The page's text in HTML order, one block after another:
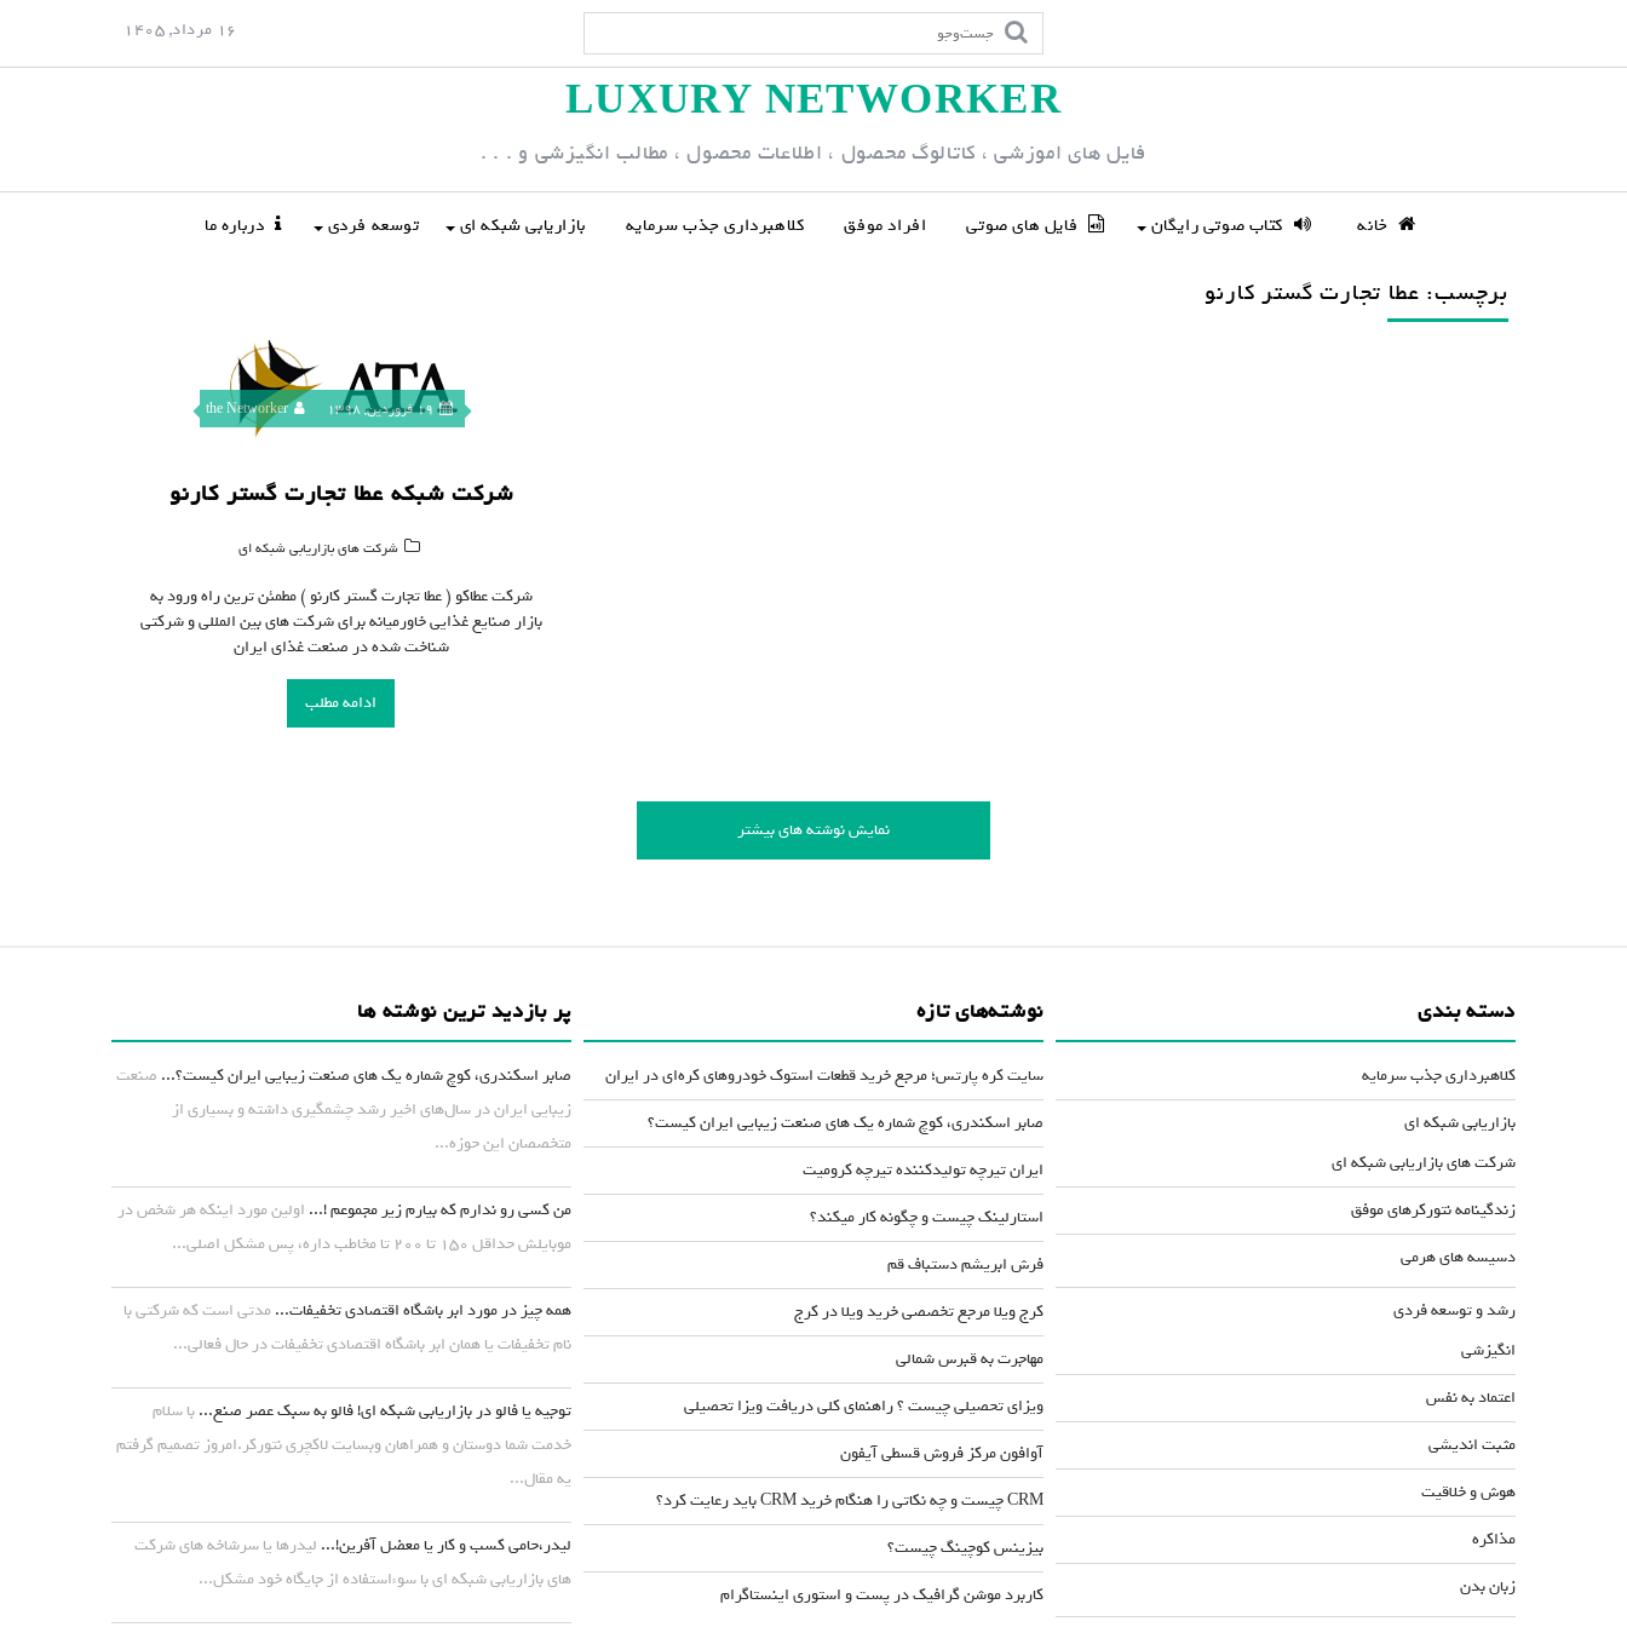
o
16 مرداد, 1405
LUXURY NETWORKER
فایل های اموزشی ، کاتالوگ محصول ، اطلاعات محصول ، مطالب انگیزشی و . . .
خانه کتاب صوتی رایگان فایل های صوتی افراد موفق کلاهبرداری جذب سرمایه بازاریابی شبکه ای توسعه فردی درباره ما
برچسب: عطا تجارت گستر کارنو
19 فروردین, 1398 the Networker
شرکت شبکه عطا تجارت گستر کارنو
شرکت های بازاریابی شبکه ای
شرکت عطاکو ( عطا تجارت گستر کارنو ) مطمئن ترین راه ورود به
بازار صنایع غذایی خاورمیانه برای شرکت های بین المللی و شرکتی
شناخت شده در صنعت غذای ایران
ادامه مطلب
نمایش نوشته های بیشتر
پر بازدید ترین نوشته ها
صابر اسکندری، کوچ شماره یک های صنعت زیبایی ایران کیست؟... صنعت
زیبایی ایران در سال‌های اخیر رشد چشمگیری داشته و بسیاری از
متخصصان این حوزه...
من کسی رو ندارم که بیارم زیر مجموعم !... اولین مورد اینکه هر شخص در
موبایلش حداقل ۱۵۰ تا ۲۰۰ تا مخاطب داره، پس مشکل اصلی...
همه چیز در مورد ابر باشگاه اقتصادی تخفیفات...مدتی است که شرکتی با
نام تخفیفات یا همان ابر باشگاه اقتصادی تخفیفات در حال فعالی...
توجیه یا فالو در بازاریابی شبکه ای! فالو به سبک عصر صنع...با سلام
خدمت شما دوستان و همراهان وبسایت لاکچری نتورکر.امروز تصمیم گرفتم
یه مقال...
لیدر،حامی کسب و کار یا معضل آفرین!... لیدرها یا سرشاخه های شرکت
های بازاریابی شبکه ای با سوءاستفاده از جایگاه خود مشکل...
نوشته‌های تازه
سایت کره پارتس؛ مرجع خرید قطعات استوک خودروهای کره‌ای در ایران
صابر اسکندری، کوچ شماره یک های صنعت زیبایی ایران کیست؟
ایران تیرچه تولیدکننده تیرچه کرومیت
استارلینک چیست و چگونه کار میکند؟
فرش ابریشم دستباف قم
کرج ویلا مرجع تخصصی خرید ویلا در کرج
مهاجرت به قبرس شمالی
ویزای تحصیلی چیست ؟ راهنمای کلی دریافت ویزا تحصیلی
آوافون مرکز فروش قسطی آیفون
CRM چیست و چه نکاتی را هنگام خرید CRM باید رعایت کرد؟
بیزینس کوچینگ چیست؟
کاربرد موشن گرافیک در پست و استوری اینستاگرام
دسته بندی
کلاهبرداری جذب سرمایه
بازاریابی شبکه ای
شرکت های بازاریابی شبکه ای
زندگینامه نتورکرهای موفق
دسیسه های هرمی
رشد و توسعه فردی
انگیزشی
اعتماد به نفس
مثبت اندیشی
هوش و خلاقیت
مذاکره
زبان بدن